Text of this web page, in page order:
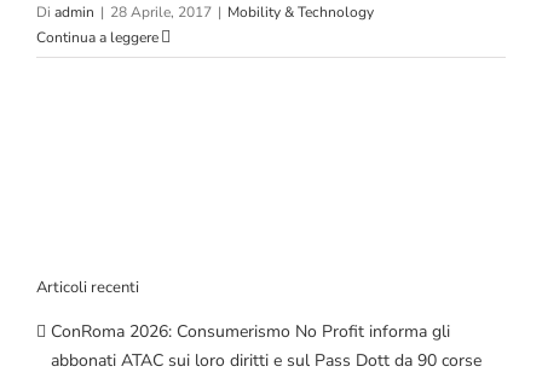
Di admin | 28 Aprile, 2017 | Mobility & Technology
Continua a leggere
Articoli recenti
ConRoma 2026: Consumerismo No Profit informa gli
abbonati ATAC sui loro diritti e sul Pass Dott da 90 corse